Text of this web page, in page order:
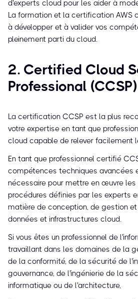
d'experts cloud pour les aider à
La formation et la certification AWS
à développer et à valider vos
pleinement parti du cloud.
2. Certified Cloud
Professional (CCSP)
La certification CCSP est la plus
votre expertise en tant que
cloud capable de relever facilement
En tant que professionnel certifié
compétences techniques avancées
nécessaire pour mettre en œuvre les
procédures définies par les experts
matière de conception, de gestion
données et infrastructures cloud.
Si vous êtes un professionnel de
travaillant dans les domaines de la
de la conformité, de la sécurité de
gouvernance, de l'ingénierie de la
informatique ou de l'architecture,